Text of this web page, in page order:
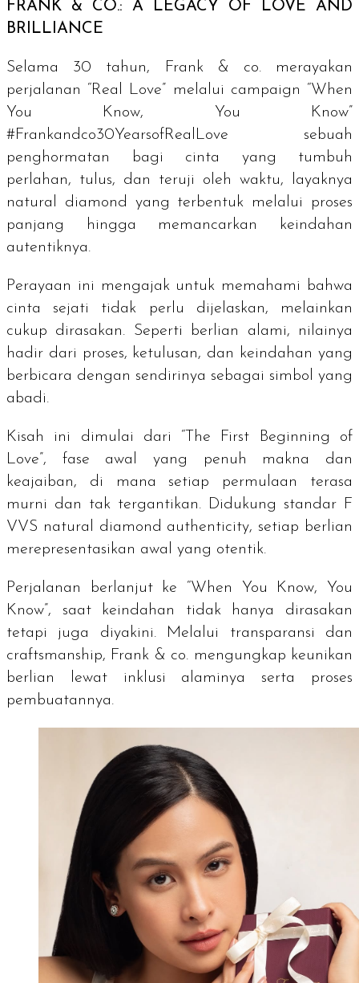
FRANK & CO.: A LEGACY OF LOVE AND
BRILLIANCE
Selama 30 tahun, Frank & co. merayakan
perjalanan “Real Love” melalui campaign “When
You Know, You Know”
#Frankandco30YearsofRealLove sebuah
penghormatan bagi cinta yang tumbuh
perlahan, tulus, dan teruji oleh waktu, layaknya
natural diamond yang terbentuk melalui proses
panjang hingga memancarkan keindahan
autentiknya.
Perayaan ini mengajak untuk memahami bahwa
cinta sejati tidak perlu dijelaskan, melainkan
cukup dirasakan. Seperti berlian alami, nilainya
hadir dari proses, ketulusan, dan keindahan yang
berbicara dengan sendirinya sebagai simbol yang
abadi.
Kisah ini dimulai dari “The First Beginning of
Love”, fase awal yang penuh makna dan
keajaiban, di mana setiap permulaan terasa
murni dan tak tergantikan. Didukung standar F
VVS natural diamond authenticity, setiap berlian
merepresentasikan awal yang otentik.
Perjalanan berlanjut ke “When You Know, You
Know”, saat keindahan tidak hanya dirasakan
tetapi juga diyakini. Melalui transparansi dan
craftsmanship, Frank & co. mengungkap keunikan
berlian lewat inklusi alaminya serta proses
pembuatannya.